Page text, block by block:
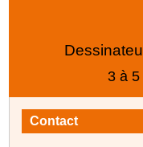
3 à
Contact